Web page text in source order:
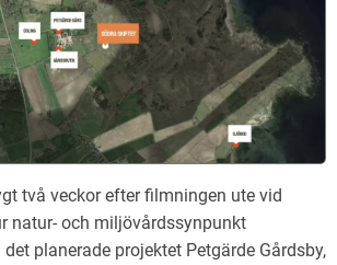
två veckor efter filmningen ute vid
natur- och miljövårdssynpunkt
planerade projektet Petgärde Gårdsby,